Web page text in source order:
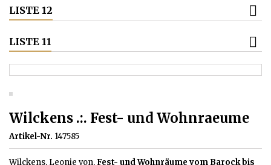
LISTE 12
LISTE 11
Wilckens .:. Fest- und Wohnraeume
Artikel-Nr. 147585
Wilckens, Leonie von, Fest- und Wohnräume vom Barock bis